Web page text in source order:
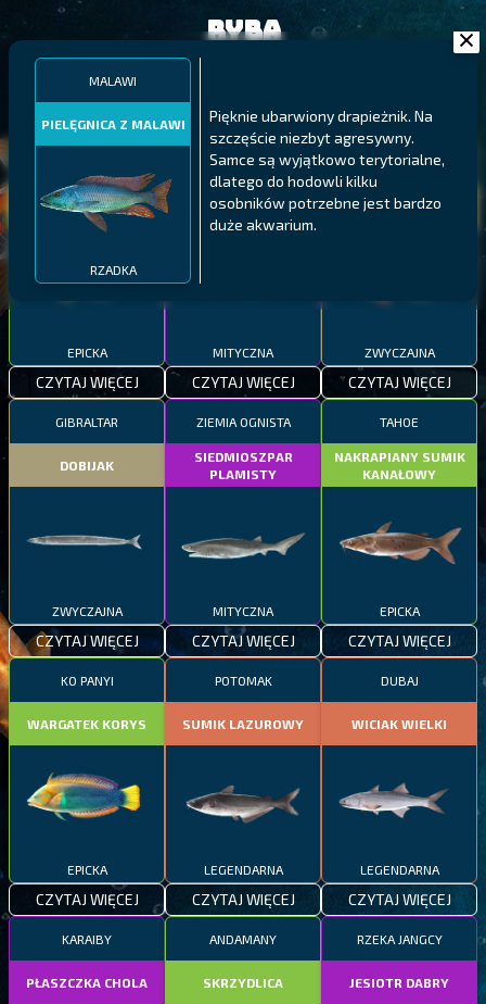
MALAWI
PIELĘGNICA Z MALAWI
RZADKA
Pięknie ubarwiony drapieżnik. Na
szczęście niezbyt agresywny.
Samce są wyjątkowo terytorialne,
dlatego do hodowli kilku
osobników potrzebne jest bardzo
duże akwarium.
Ryba
PYSZCZAK ZACHODNI
EPICKA
CZYTAJ WIĘCEJ
PÓŁNOCNE FIORDY
LING
MITYCZNA
CZYTAJ WIĘCEJ
WYSPY GALAPAGOS
BODIAN
MEKSYKAŃSKI
ZWYCZAJNA
CZYTAJ WIĘCEJ
GIBRALTAR
DOBIJAK
ZWYCZAJNA
CZYTAJ WIĘCEJ
ZIEMIA OGNISTA
SIEDMIOSZPAR
PLAMISTY
MITYCZNA
CZYTAJ WIĘCEJ
TAHOE
NAKRAPIANY SUMIK
KANAŁOWY
EPICKA
CZYTAJ WIĘCEJ
KO PANYI
WARGATEK KORYS
EPICKA
CZYTAJ WIĘCEJ
POTOMAK
SUMIK LAZUROWY
LEGENDARNA
CZYTAJ WIĘCEJ
DUBAJ
WICIAK WIELKI
LEGENDARNA
CZYTAJ WIĘCEJ
KARAIBY
PŁASZCZKA CHOLA
ANDAMANY
SKRZYDLICA
RZEKA JANGCY
JESIOTR DABRY